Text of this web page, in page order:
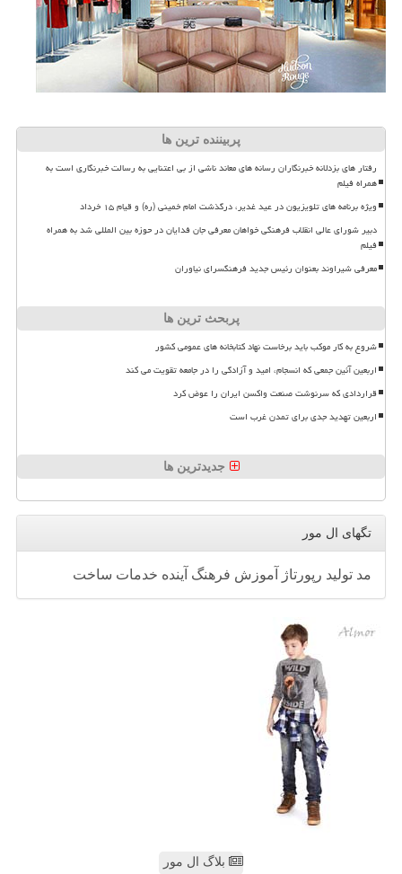
پربیننده ترین ها
رفتار های بزدلانه خبرنگاران رسانه های معاند ناشی از بی اعتنایی به رسالت خبرنگاری است به
همراه فیلم
ویژه برنامه های تلویزیون در عید غدیر، درگذشت امام خمینی (ره) و قیام ۱۵ خرداد
دبیر شورای عالی انقلاب فرهنگی خواهان معرفی جان فدایان در حوزه بین المللی شد به همراه
فیلم
معرفی شیراوند بعنوان رئیس جدید فرهنگسرای نیاوران
پربحث ترین ها
شروع به کار موکب باید برخاست نهاد کتابخانه های عمومی کشور
اربعین آئین جمعی که انسجام، امید و آزادگی را در جامعه تقویت می کند
قراردادی که سرنوشت صنعت واکسن ایران را عوض کرد
اربعین تهدید جدی برای تمدن غرب است
جدیدترین ها
تگهای ال مور
مد تولید رپورتاژ آموزش فرهنگ آینده خدمات ساخت
بلاگ ال مور